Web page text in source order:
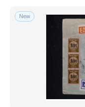
New